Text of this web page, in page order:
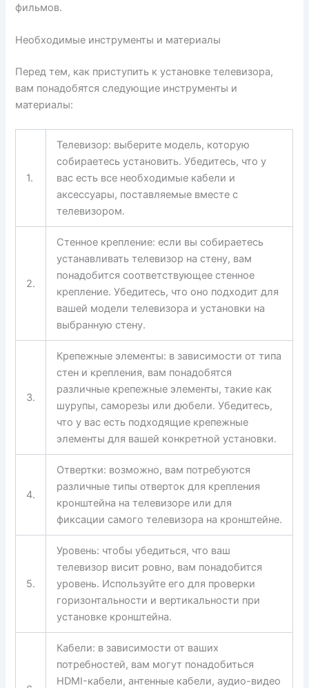
фильмов.
Необходимые инструменты и материалы
Перед тем, как приступить к установке телевизора,
вам понадобятся следующие инструменты и
материалы:
1.
Телевизор: выберите модель, которую
собираетесь установить. Убедитесь, что у
вас есть все необходимые кабели и
аксессуары, поставляемые вместе с
телевизором.
2.
Стенное крепление: если вы собираетесь
устанавливать телевизор на стену, вам
понадобится соответствующее стенное
крепление. Убедитесь, что оно подходит для
вашей модели телевизора и установки на
выбранную стену.
3.
Крепежные элементы: в зависимости от типа
стен и крепления, вам понадобятся
различные крепежные элементы, такие как
шурупы, саморезы или дюбели. Убедитесь,
что у вас есть подходящие крепежные
элементы для вашей конкретной установки.
4.
Отвертки: возможно, вам потребуются
различные типы отверток для крепления
кронштейна на телевизоре или для
фиксации самого телевизора на кронштейне.
5.
Уровень: чтобы убедиться, что ваш
телевизор висит ровно, вам понадобится
уровень. Используйте его для проверки
горизонтальности и вертикальности при
установке кронштейна.
Кабели: в зависимости от ваших
потребностей, вам могут понадобиться
HDMI-кабели, антенные кабели, аудио-видео